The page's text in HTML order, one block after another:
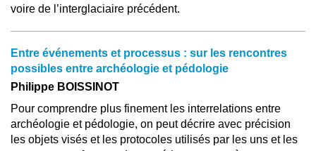
voire de l’interglaciaire précédent.
Entre événements et processus : sur les rencontres
possibles entre archéologie et pédologie
Philippe BOISSINOT
Pour comprendre plus finement les interrelations entre
archéologie et pédologie, on peut décrire avec précision
les objets visés et les protocoles utilisés par les uns et les